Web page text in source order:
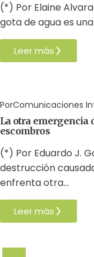
(*) Por Elaine
gota de agua es
Leer más
PorComunicaciones
La otra emergencia
escombros
(*) Por Eduardo J.
destrucción
enfrenta otra…
Leer más